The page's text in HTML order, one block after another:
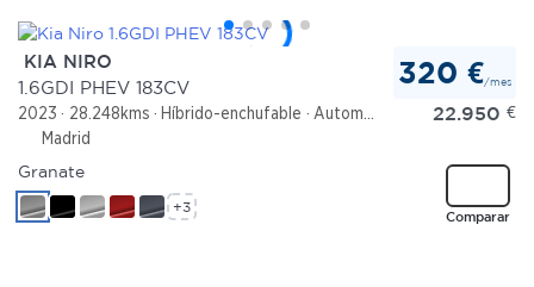
KIA NIRO
1.6GDI PHEV 183CV
2023 28.248kms Híbrido-enchufable
Automático
Madrid
320 €/mes
22.950 €
Comparar
Granate
+3